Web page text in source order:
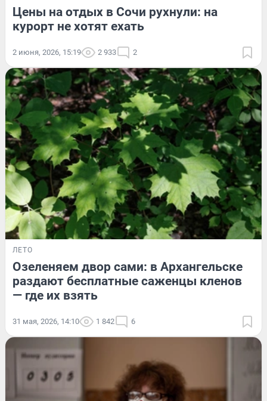
Цены на отдых в Сочи рухнули: на
курорт не хотят ехать
2 июня, 2026, 15:19 2 933 2
ЛЕТО
Озеленяем двор сами: в Архангельске
раздают бесплатные саженцы кленов
— где их взять
31 мая, 2026, 14:10 1 842 6